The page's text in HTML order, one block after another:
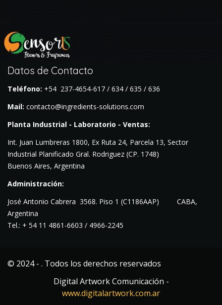
Datos de Contacto
Teléfono: +54 237-4654-617 / 634 / 635 / 636
Mail: contacto@ingredients-solutions.com
Planta Industrial - Laboratorio - Ventas:
Int. Juan Lumbreras 1800, Ex Ruta 24, Parcela 13, Sector
Industrial Planificado Gral. Rodriguez (CP. 1748)
Buenos Aires, Argentina
Administración:
José Antonio Cabrera 3568. Piso 1 (C1186AAP) CABA,
Argentina
Tel.: + 54 11 4861-6603 / 4966-2245
© 2024 - . Todos los derechos reservados
Digital Artwork Comunicación -
www.digitalartwork.com.ar